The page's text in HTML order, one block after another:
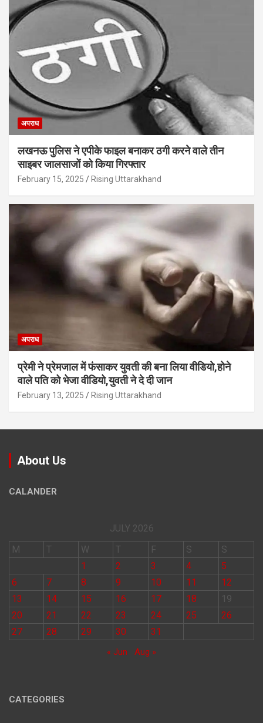
अपराध
लखनऊ पुलिस ने एपीके फाइल बनाकर ठगी करने वाले तीन
साइबर जालसाजों को किया गिरफ्तार
February 15, 2025 Rising Uttarakhand
अपराध
प्रेमी ने प्रेमजाल में फंसाकर युवती की बना लिया वीडियो,होने
वाले पत‍ि को भेजा वीड‍ियो,युवती ने दे दी जान
February 13, 2025 Rising Uttarakhand
About Us
CALANDER
JULY 2026
M
T W T F S
S
1
2 3 4
5
6
7 8 9 10 11
12
13
14 15 16 17 18
19
20
21 22 23 24 25
26
27
28 29 30 31
« Jun Aug »
CATEGORIES